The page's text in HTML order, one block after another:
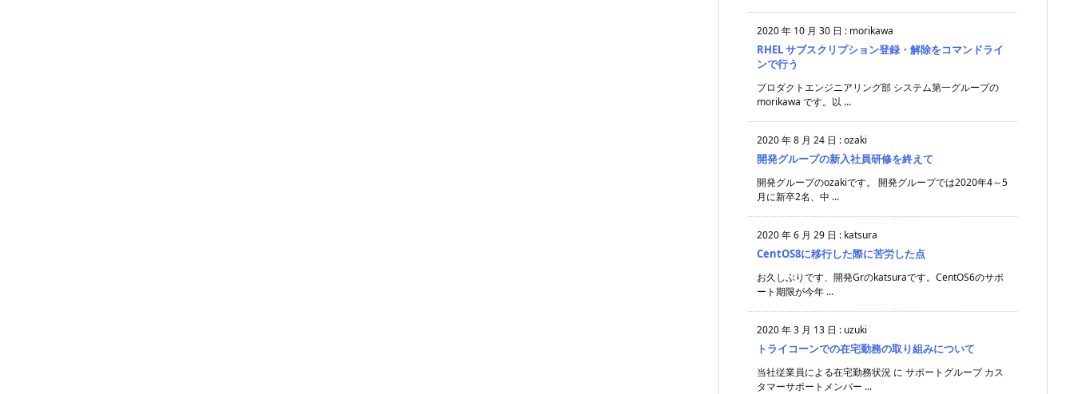
2020 年 10 月 30 日 : morikawa
RHEL サブスクリプション登録・解除をコマンドライ
ンで行う
プロダクトエンジニアリング部 システム第一グループの
morikawa です。以 ...
2020 年 8 月 24 日 :ozaki
開発グループの新入社員研修を終えて
開発グループのozakiです。 開発グループでは2020年4～5
月に新卒2名、中 ...
2020 年 6 月 29 日 : katsura
CentOS8に移行した際に苦労した点
お久しぶりです、開発Grのkatsuraです。CentOS6のサポ
ート期限が今年 ...
2020 年 3 月 13 日 : uzuki
トライコーンでの在宅勤務の取り組みについて
当社従業員による在宅勤務状況 に サポートグループ カス
タマーサポートメンバー ...